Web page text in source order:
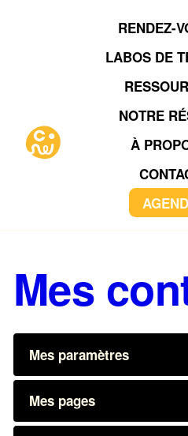
Aller au contenu principal
RENDEZ-
LABOS DE
NOTRE
À
Mes
Mes paramètres
Mes pages